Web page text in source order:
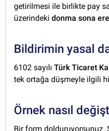
getirilmesi ile birlikte pay
üzerindekidonma sona
Bildirimin yasal
6102 sayılıTürk Ticaret
tek ortağa düşmeyle ilgili
Örnek nasıl
Bir form dolduruyorsunuz.